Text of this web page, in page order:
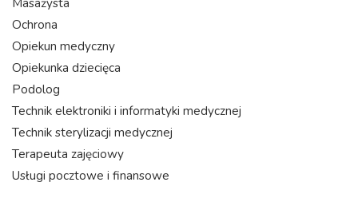
Masażysta
Ochrona
Opiekun medyczny
Opiekunka dziecięca
Podolog
Technik elektroniki i informatyki medycznej
Technik sterylizacji medycznej
Terapeuta zajęciowy
Usługi pocztowe i finansowe